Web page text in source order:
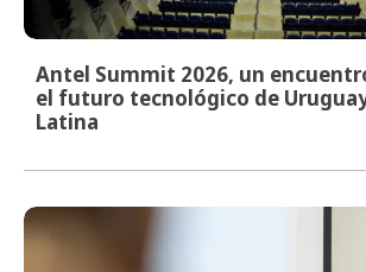
Antel Summit 2026, un
el futuro tecnológico de
Latina